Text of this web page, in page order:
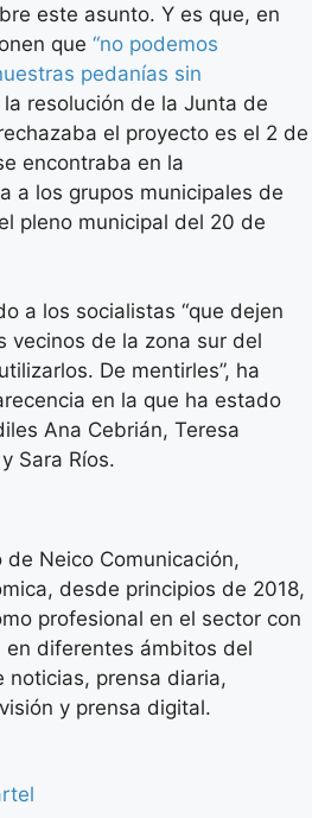
este asunto. Y es que, en
que “no podemos
pedanías sin
resolución de la Junta de
el proyecto es el 2 de
encontraba en la
a los grupos municipales de
pleno municipal del 20 de
a los socialistas “que dejen
vecinos de la zona sur del
De mentirles”, ha
en la que ha estado
Ana Cebrián, Teresa
Sara Ríos.
Neico Comunicación,
desde principios de 2018,
profesional en el sector con
en diferentes ámbitos del
noticias, prensa diaria,
y prensa digital.